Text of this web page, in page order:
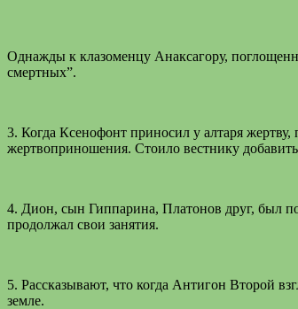
Однажды к клазоменцу Анаксагору,
смертных”.
3. Когда Ксенофонт приносил у алтаря
жертвоприношения. Стоило вестнику
4. Дион, сын Гиппарина, Платонов друг, был
продолжал свои занятия.
5. Рассказывают, что когда Антигон Второй
земле.